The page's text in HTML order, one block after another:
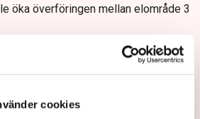
cookies
öka överföringen mellan elområde 3
hade vi plötsligt mycket mer
elområde 3 och 4 men i praktiken
el i södra Sverige kunde Svenska